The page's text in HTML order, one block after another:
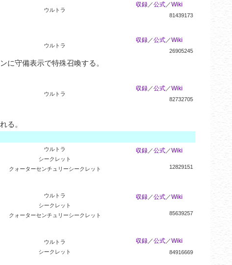
ウルトラ
収録／公式／Wiki
81439173
ウルトラ
収録／公式／Wiki
26905245
に守備表示で特殊召喚する。
ウルトラ
収録／公式／Wiki
82732705
る。
ウルトラ
シークレット
クォーターセンチュリーシークレット
収録／公式／Wiki
12829151
ウルトラ
シークレット
クォーターセンチュリーシークレット
収録／公式／Wiki
85639257
ウルトラ
シークレット
収録／公式／Wiki
84916669